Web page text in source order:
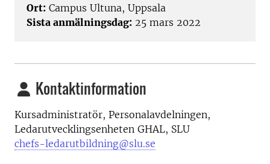
Ort: Campus Ultuna, Uppsala
Sista anmälningsdag: 25 mars 2022
Kontaktinformation
Kursadministratör, Personalavdelningen,
Ledarutvecklingsenheten GHAL, SLU
chefs-ledarutbildning@slu.se